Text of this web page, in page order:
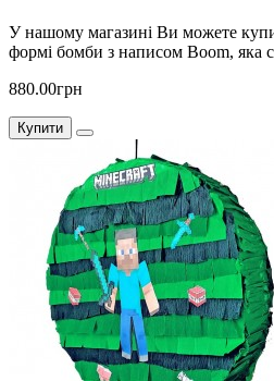
У нашому магазині Ви можете
формі бомби з написом Boom, яка
880.00грн
Купити